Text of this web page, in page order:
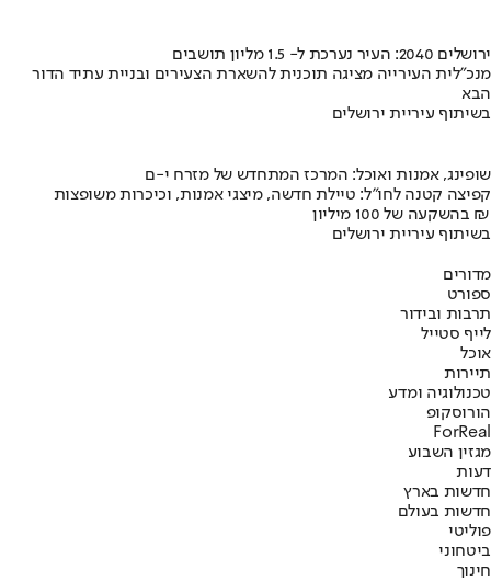
ירושלים 2040: העיר נערכת ל- 1.5 מליון תושבים
מנכ"לית העירייה מציגה תוכנית להשארת הצעירים ובניית עתיד הדור
הבא
בשיתוף עיריית ירושלים
שופינג, אמנות ואוכל: המרכז המתחדש של מזרח י-ם
קפיצה קטנה לחו"ל: טיילת חדשה, מיצגי אמנות, וכיכרות משופצות
בהשקעה של 100 מיליון ₪
בשיתוף עיריית ירושלים
מדורים
ספורט
תרבות ובידור
לייף סטייל
אוכל
תיירות
טכנולוגיה ומדע
הורוסקופ
ForReal
מגזין השבוע
דעות
חדשות בארץ
חדשות בעולם
פוליטי
ביטחוני
חינוך